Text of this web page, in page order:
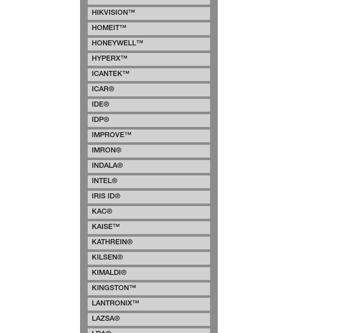
HIKVISION™
HOMEIT™
HONEYWELL™
HYPERX™
ICANTEK™
ICAR®
IDE®
IDP®
IMPROVE™
IMRON®
INDALA®
INTEL®
IRIS ID®
KAC®
KAISE™
KATHREIN®
KILSEN®
KIMALDI®
KINGSTON™
LANTRONIX™
LAZSA®